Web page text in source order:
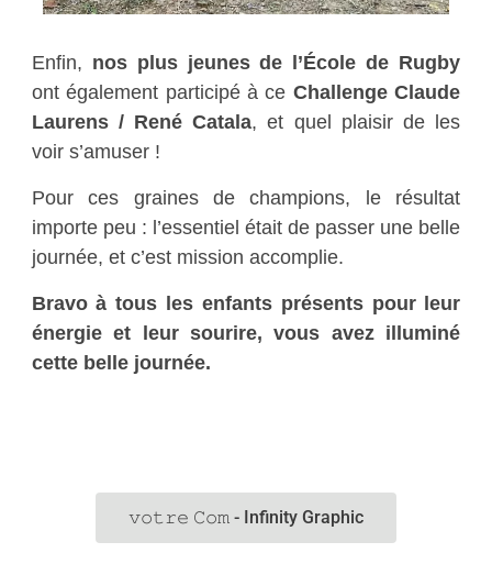
Enfin, nos plus jeunes de l’École de Rugby
ont également participé à ce Challenge Claude
Laurens / René Catala, et quel plaisir de les
voir s’amuser !
Pour ces graines de champions, le résultat
importe peu : l’essentiel était de passer une belle
journée, et c’est mission accomplie.
Bravo à tous les enfants présents pour leur
énergie et leur sourire, vous avez illuminé
cette belle journée.
𝚟𝚘𝚝𝚛𝚎 𝙲𝚘𝚖 - Infinity Graphic